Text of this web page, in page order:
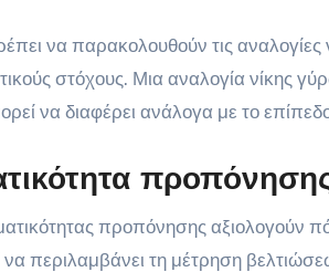
να παρακολουθούν τις
στόχους. Μια αναλογία νίκης
να διαφέρει ανάλογα με το
προπόνησης
περιλαμβάνει τη μέτρηση